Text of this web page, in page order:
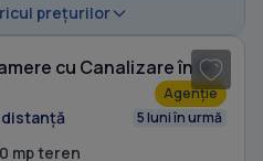
prețurilor
Casă individuală cu 4 camere cu Canalizare în Miroslava
Agenție
distanță 5 luni în urmă
mp teren